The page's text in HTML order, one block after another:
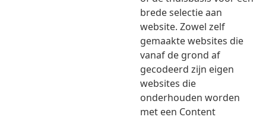
brede selectie aan
website. Zowel zelf
gemaakte websites die
vanaf de grond af
gecodeerd zijn eigen
websites die
onderhouden worden
met een Content